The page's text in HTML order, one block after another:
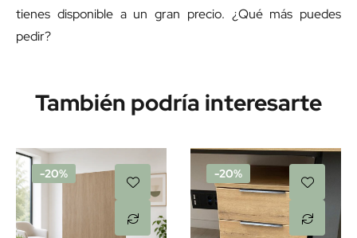
tienes disponible a un gran precio. ¿Qué más puedes
pedir?
También podría interesarte
-20% -20%